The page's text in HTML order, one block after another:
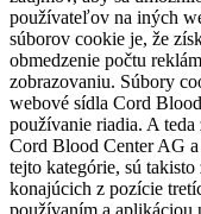
používateľov na iných
súborov cookie je, že
obmedzenie počtu
zobrazovaniu. Súbory
webové sídla Cord
používanie riadia. A
Cord Blood Center AG
tejto kategórie, sú
konajúcich z pozície